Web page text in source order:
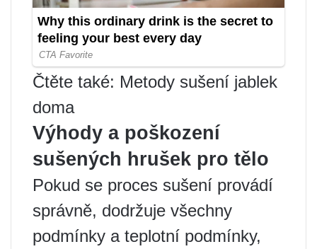
Čtěte také: Metody sušení jablek
doma
Výhody a poškození
sušených hrušek pro tělo
Pokud se proces sušení provádí
správně, dodržuje všechny
podmínky a teplotní podmínky,